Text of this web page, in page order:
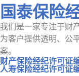
国泰保险
我们是一家专注于财
为客户提供透明、公
案。
财产保险经纪许可证
人寿保险经纪许可证